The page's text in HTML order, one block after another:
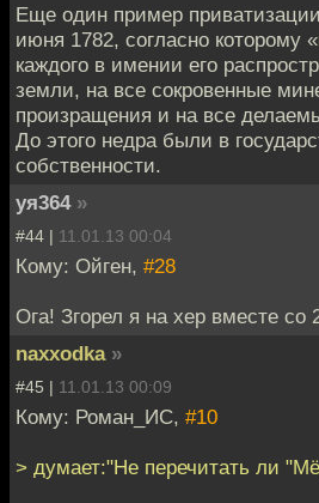
Еще один пример
июня 1782, согласно которому
каждого в имении его
земли, на все сокровенные
произращения и на все
До этого недра были в
собственности.
уя364 »
#44 | 11.01.13 00:04
Кому: Ойген, #28
Ога! Згорел я на хер вместе со
naxxodka »
#45 | 11.01.13 00:09
Кому: Роман_ИС, #10
> думает:"Не перечитать ли